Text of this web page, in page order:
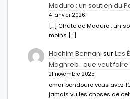
Maduro : un soutien du
4 janvier 2026
[…] Chute de Maduro : un
moins […]
Hachim Bennani surLes
Maghreb : que veut faire
21 novembre 2025
omar bendouro vous avez
jamais vu les choses de